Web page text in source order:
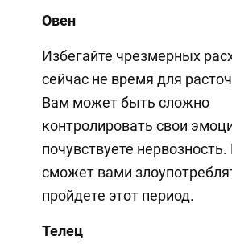
Овен
Избегайте чрезмерных
сейчас не время для
Вам может быть сложно
контролировать свои
почувствуете
сможет вами
пройдете этот период.
Телец